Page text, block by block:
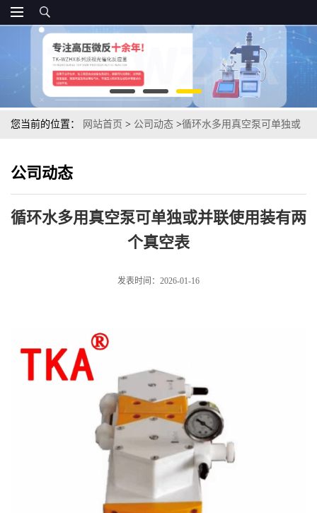
您当前的位置： 网站首页 > 公司动态 >循环水多用真空泵可单独或
公司动态
循环水多用真空泵可单独或并联使用装有两
个真空表
发表时间：2026-01-16